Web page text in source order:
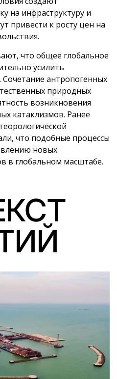
на инфраструктуру и
привести к росту цен на
что общее глобальное
усилить
антропогенных
природных
возникновения
катаклизмов. Ранее
что подобные процессы
новых
в глобальном масштабе.